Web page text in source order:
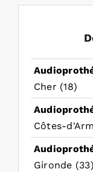
Cher (18)
Côtes-
Gironde (33)